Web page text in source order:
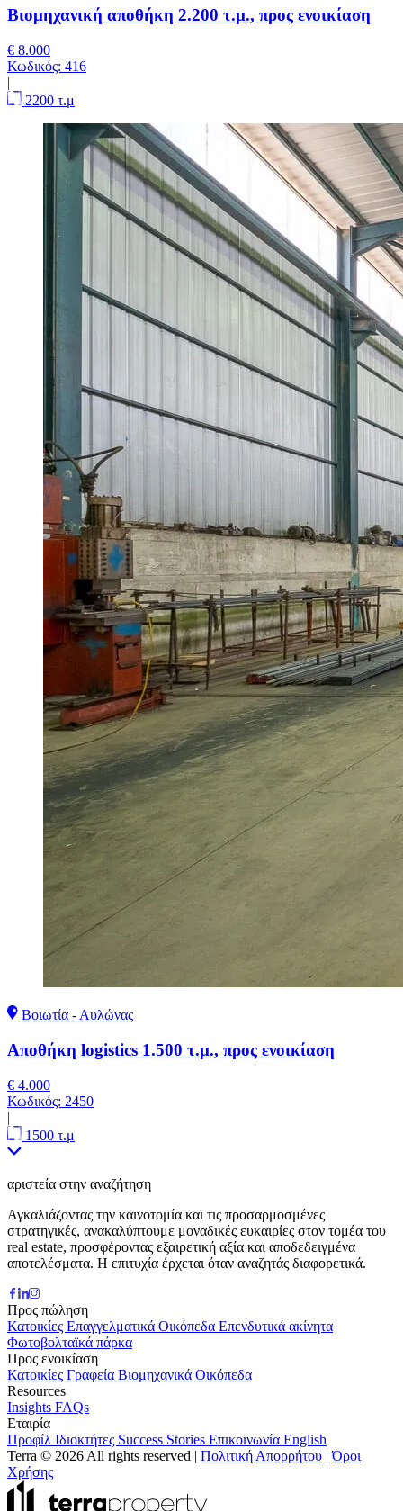
Βιομηχανική αποθήκη 2.200 τ.μ., προς ενοικίαση
€ 8.000
Κωδικός: 416
|
2200 τ.μ
Βοιωτία - Αυλώνας
Αποθήκη logistics 1.500 τ.μ., προς ενοικίαση
€ 4.000
Κωδικός: 2450
|
1500 τ.μ
αριστεία στην αναζήτηση
Αγκαλιάζοντας την καινοτομία και τις προσαρμοσμένες
στρατηγικές, ανακαλύπτουμε μοναδικές ευκαιρίες στον τομέα του
real estate, προσφέροντας εξαιρετική αξία και αποδεδειγμένα
αποτελέσματα. Η επιτυχία έρχεται όταν αναζητάς διαφορετικά.
Προς πώληση
Κατοικίες Επαγγελματικά Οικόπεδα Επενδυτικά ακίνητα
Φωτοβολταϊκά πάρκα
Προς ενοικίαση
Κατοικίες Γραφεία Βιομηχανικά Οικόπεδα
Resources
Insights FAQs
Εταιρία
Προφίλ Ιδιοκτήτες Success Stories Επικοινωνία English
Terra © 2026 All rights reserved | Πολιτική Απορρήτου |Όροι
Χρήσης